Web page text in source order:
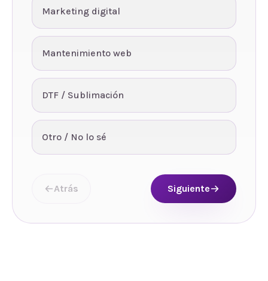
Marketing digital
Mantenimiento web
DTF / Sublimación
Otro / No lo sé
Atrás Siguiente